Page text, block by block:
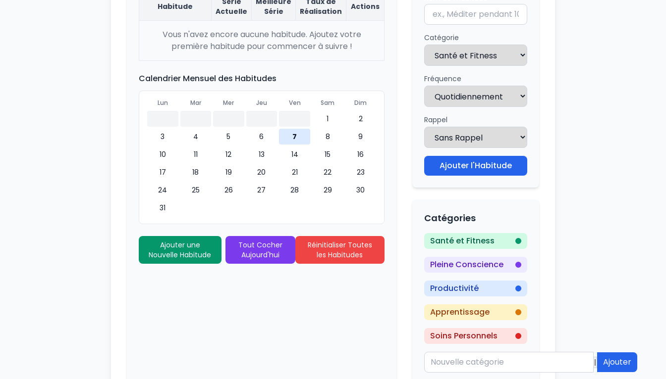
Habitude
Actuelle
Série
Réalisation
Actions
Vous n'avez encore aucune habitude. Ajoutez votre
première habitude pour commencer à suivre !
Calendrier Mensuel des Habitudes
Lun Mar Mer Jeu Ven Sam Dim
1
2
3
4 5 6 7 8
9
10
11 12 13 14 15
16
17
18 19 20 21 22
23
24
25 26 27 28 29
30
31
Ajouter une
Nouvelle Habitude
Tout Cocher
Aujourd'hui
Réinitialiser Toutes
les Habitudes
Catégorie
Fréquence
Rappel
Ajouter l'Habitude
Catégories
Santé et Fitness
Pleine Conscience
Productivité
Apprentissage
Soins Personnels
Ajouter